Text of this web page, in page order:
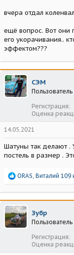
вчера отдал
ещё вопрос. Вот они
его укорачивания..
эффектом???
СЭМ
Пользователь
Регистрация
Оценка
14.05.2021
Шатуны так делают .
постель в размер .
Р
а
к
ц
и
и
ORAS, Виталий 109
Зубр
Пользователь
Регистрация
Оценка